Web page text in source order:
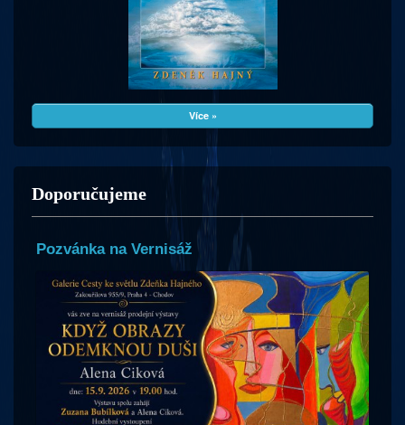
Více »
Doporučujeme
Pozvánka na Vernisáž